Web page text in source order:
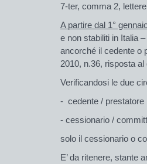
7-ter, comma 2,
A partire dal 1°
e non stabiliti in Italia
ancorché il cedente o
2010, n.36, risposta al
Verificandosi le due
- cedente / prestatore
- cessionario /
solo il cessionario o
E’ da ritenere, stante